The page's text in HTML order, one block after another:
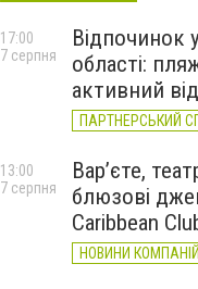
Відпочинок
області:
активний
ПАРТНЕРСЬКИЙ
17:00
7 серпня
Вар’єте,
блюзові
Caribbean
НОВИНИ КОМПАНІЙ
13:00
7 серпня